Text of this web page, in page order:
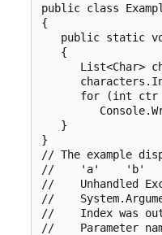
public class
{
public static
   {
List<Char>
for (int
   }
}
// The example
//    'a'    'b'
//    Unhandled
//
//    Index was
//    Parameter